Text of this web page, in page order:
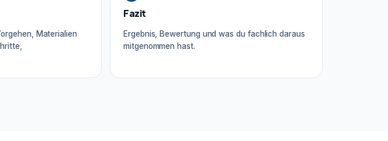
Materialien
Fazit
Ergebnis, Bewertung und was du fachlich daraus
mitgenommen hast.